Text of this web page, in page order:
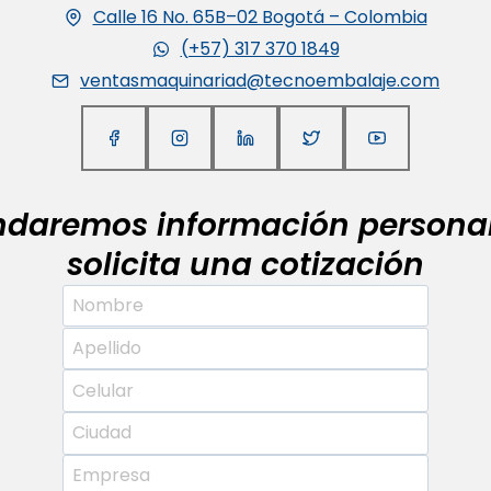
Calle 16 No. 65B–02 Bogotá – Colombia
(+57) 317 370 1849
ventasmaquinariad@tecnoembalaje.com
información
solicita una cotización